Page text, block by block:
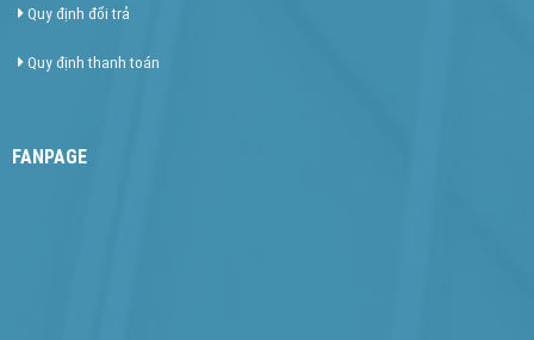
Quy định đổi trả
Quy định thanh toán
FANPAGE